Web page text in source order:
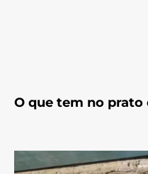
O que tem no